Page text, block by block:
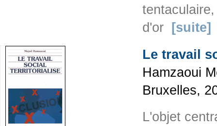
d'or [suite]
Le travail
Hamzaoui
Bruxelles,
L'objet